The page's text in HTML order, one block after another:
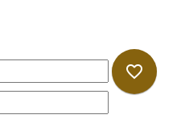
favorite_border